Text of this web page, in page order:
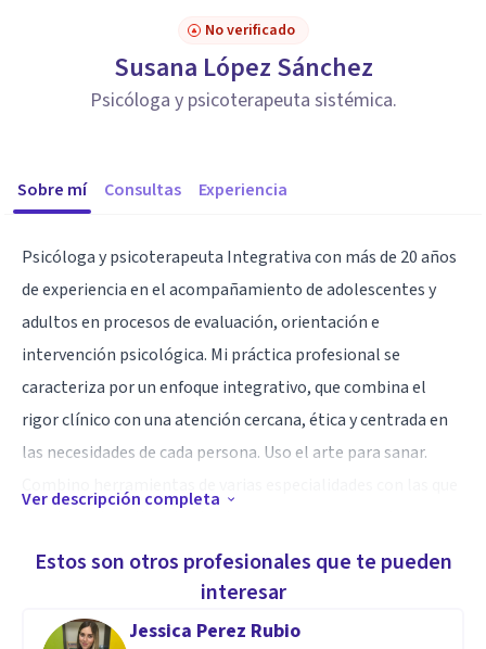
No verificado
Susana López Sánchez
Psicóloga y psicoterapeuta sistémica.
Sobre mí Consultas Experiencia
Psicóloga y psicoterapeuta Integrativa con más de 20 años
de experiencia en el acompañamiento de adolescentes y
adultos en procesos de evaluación, orientación e
intervención psicológica. Mi práctica profesional se
caracteriza por un enfoque integrativo, que combina el
rigor clínico con una atención cercana, ética y centrada en
las necesidades de cada persona. Uso el arte para sanar.
artes expresivas con enfoque de la terapia familiar
sistémica. Me he certificado en 4 estándares de
competencia orientados al diseño e Impartición de cursos
Ver descripción completa
Estos son otros profesionales que te pueden
interesar
Jessica Perez Rubio